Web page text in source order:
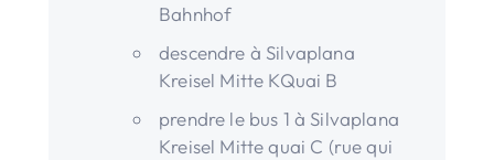
Bahnhof
descendre à Silvaplana
Kreisel Mitte KQuai B
prendre le bus 1 à Silvaplana
Kreisel Mitte quai C (rue qui